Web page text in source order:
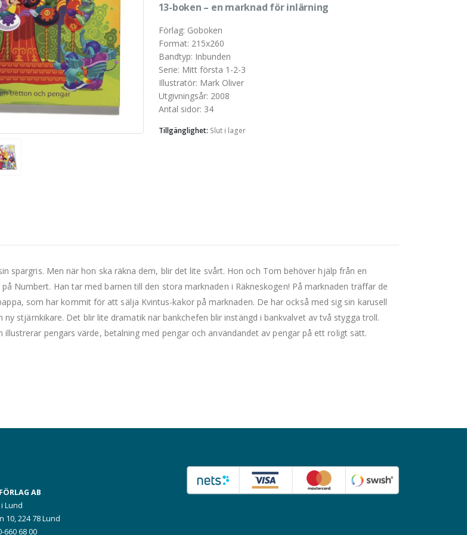
13-boken – en marknad för inlärning
Förlag: Goboken
Format: 215x260
Bandtyp: Inbunden
Serie: Mitt första 1-2-3
Illustratör: Mark Oliver
Utgivningsår: 2008
Antal sidor: 34
Tillgänglighet: Slut i lager
spargris. Men när hon ska räkna dem, blir det lite svårt. Hon och Tom behöver hjälp från en
Numbert. Han tar med barnen till den stora marknaden i Räkneskogen! På marknaden träffar de
som har kommit för att sälja Kvintus-kakor på marknaden. De har också med sig sin karusell
stjärnkikare. Det blir lite dramatik när bankchefen blir instängd i bankvalvet av två stygga troll.
illustrerar pengars värde, betalning med pengar och användandet av pengar på ett roligt sätt.
AB
Lund
10, 224 78 Lund
660 68 00